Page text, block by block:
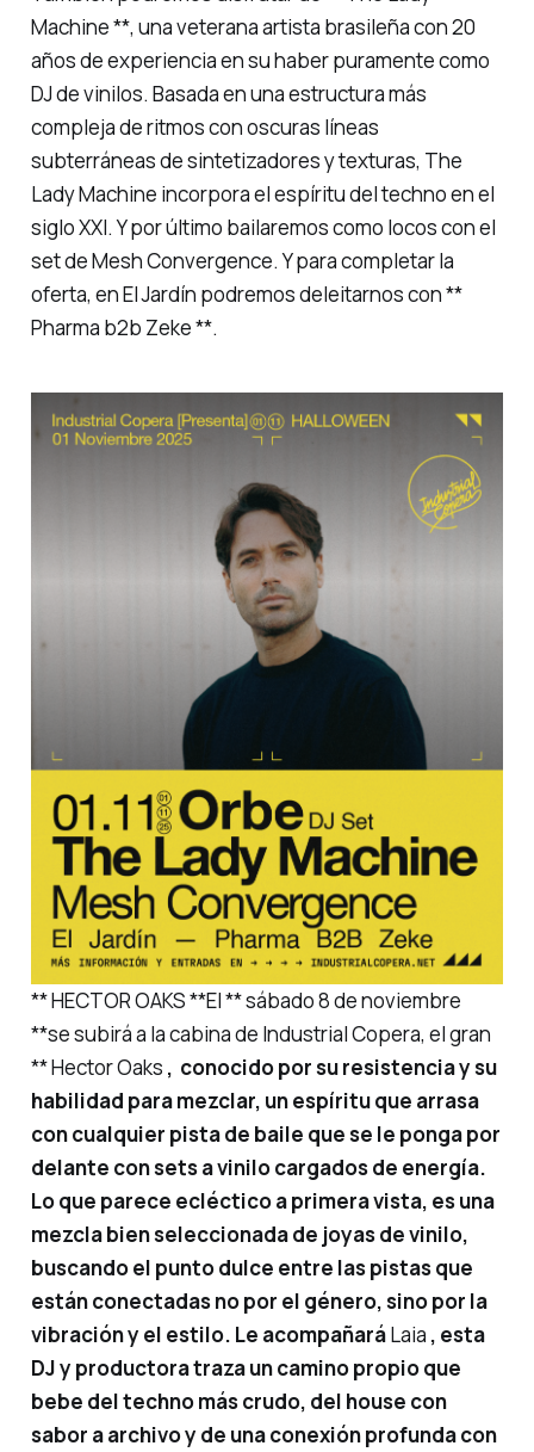
Machine **, una veterana artista brasileña con 20
años de experiencia en su haber puramente como
DJ de vinilos. Basada en una estructura más
compleja de ritmos con oscuras líneas
subterráneas de sintetizadores y texturas, The
Lady Machine incorpora el espíritu del techno en el
siglo XXI. Y por último bailaremos como locos con el
set de Mesh Convergence. Y para completar la
oferta, en El Jardín podremos deleitarnos con **
Pharma b2b Zeke **.
** HECTOR OAKS **El ** sábado 8 de noviembre
**se subirá a la cabina de Industrial Copera, el gran
** Hector Oaks , conocido por su resistencia y su
habilidad para mezclar, un espíritu que arrasa
con cualquier pista de baile que se le ponga por
delante con sets a vinilo cargados de energía.
Lo que parece ecléctico a primera vista, es una
mezcla bien seleccionada de joyas de vinilo,
buscando el punto dulce entre las pistas que
están conectadas no por el género, sino por la
vibración y el estilo. Le acompañaráLaia , esta
DJ y productora traza un camino propio que
bebe del techno más crudo, del house con
sabor a archivo y de una conexión profunda con